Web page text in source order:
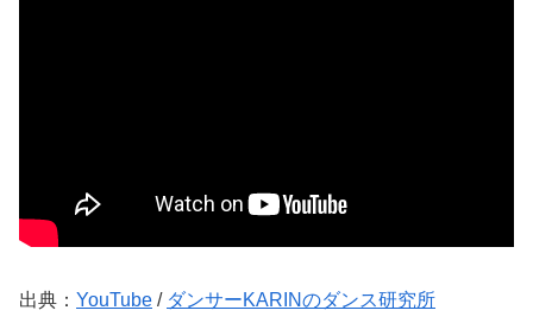
出典： YouTube / ダンサーKARINのダンス研究所